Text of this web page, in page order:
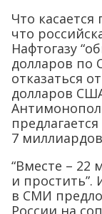
Что
что
Нафтогазу
долларов по
отказаться
долларов
7
“Вместе – 22
и
в СМИ
России на